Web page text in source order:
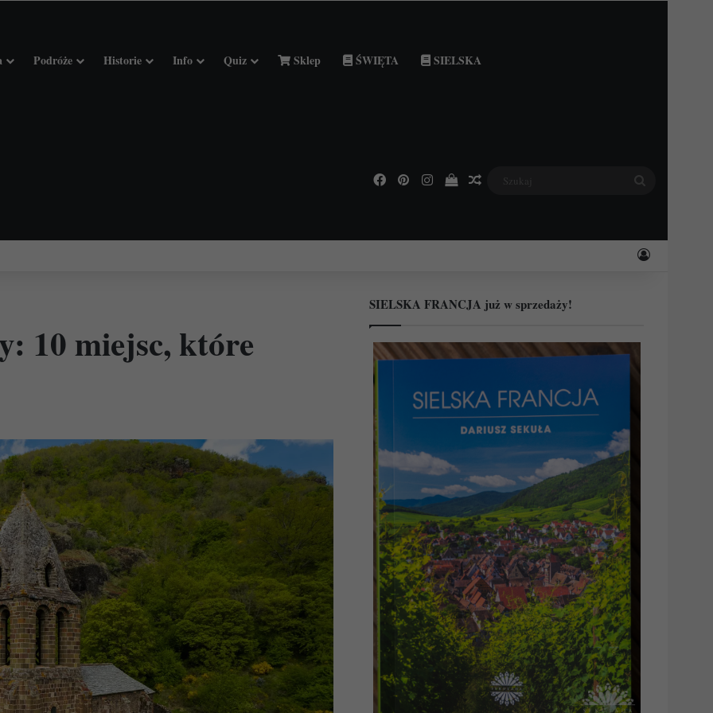
Podróże Historie Info Quiz Sklep ŚWIĘTA SIELSKA
Facebook
PinterestInstagramPodejrzyj swój koszyk
Losowy wpis
Zaloguj
10 miejsc, które
SIELSKA FRANCJA już w sprzedaży!